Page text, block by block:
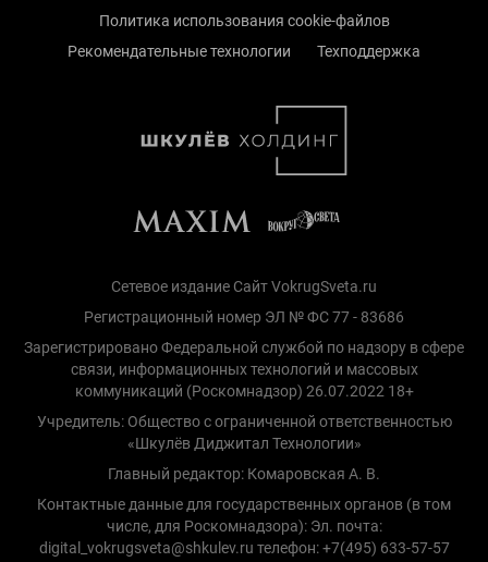
Политика использования cookie-файлов
Рекомендательные технологии
Техподдержка
Сетевое издание Сайт VokrugSveta.ru
Регистрационный номер ЭЛ № ФС 77 - 83686
Зарегистрировано Федеральной службой по надзору в сфере
связи, информационных технологий и массовых
коммуникаций (Роскомнадзор) 26.07.2022 18+
Учредитель: Общество с ограниченной ответственностью
«Шкулёв Диджитал Технологии»
Главный редактор: Комаровская А. В.
Контактные данные для государственных органов (в том
числе, для Роскомнадзора): Эл. почта:
digital_vokrugsveta@shkulev.ru телефон: +7(495) 633-57-57